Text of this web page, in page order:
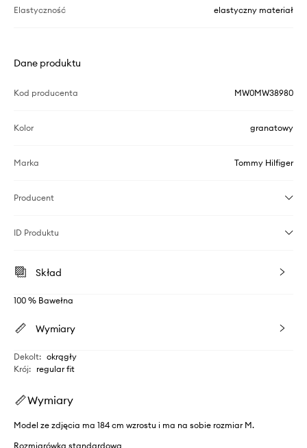
Elastyczność elastyczny materiał
Dane produktu
Kod producenta MW0MW38980
Kolor granatowy
Marka Tommy Hilfiger
Producent
ID Produktu
Skład
100 % Bawełna
Wymiary
Dekolt: okrągły
Krój: regular fit
Wymiary
Model ze zdjęcia ma 184 cm wzrostu i ma na sobie rozmiar M.
Rozmiarówka standardowa